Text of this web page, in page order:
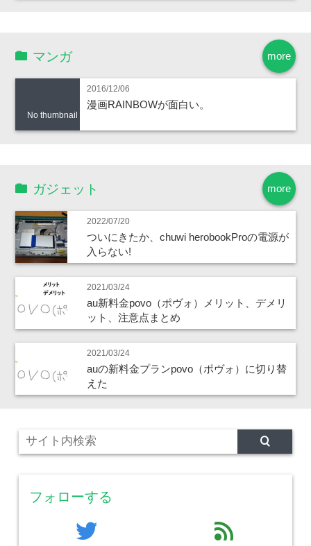
more
マンガ
No thumbnail
2016/12/06
漫画RAINBOWが面白い。
more
ガジェット
2022/07/20
ついにきたか、chuwi herobookProの電源が
入らない!
2021/03/24
au新料金povo（ポヴォ）メリット、デメリ
ット、注意点まとめ
2021/03/24
auの新料金プランpovo（ポヴォ）に切り替
えた
フォローする
twitter feed